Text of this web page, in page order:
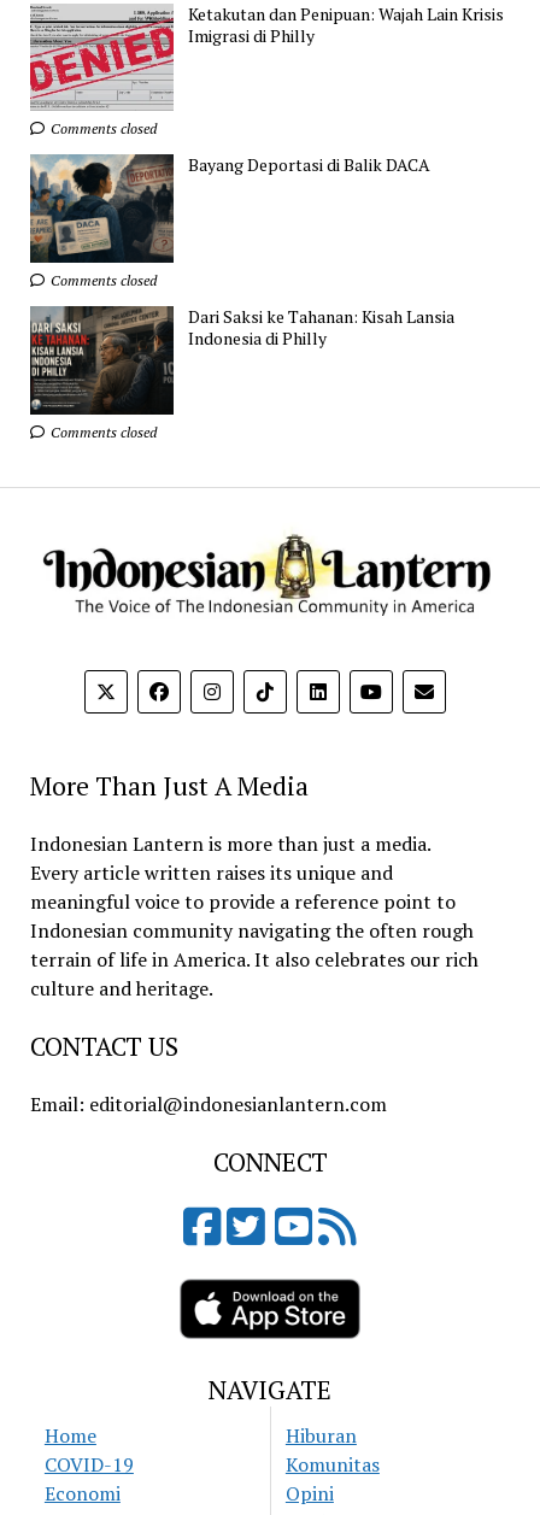
Ketakutan dan Penipuan: Wajah Lain Krisis
Imigrasi di Philly
Comments closed
Bayang Deportasi di Balik DACA
Comments closed
Dari Saksi ke Tahanan: Kisah Lansia
Indonesia di Philly
Comments closed
More Than Just A Media
Indonesian Lantern is more than just a media.
Every article written raises its unique and
meaningful voice to provide a reference point to
Indonesian community navigating the often rough
terrain of life in America. It also celebrates our rich
culture and heritage.
CONTACT US
Email: editorial@indonesianlantern.com
CONNECT
NAVIGATE
Home
COVID-19
Economi
Hiburan
Komunitas
Opini